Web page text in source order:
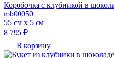
Коробочка с клубникой в
mb00050
55 см х 5 см
8 795 ₽
В корзину